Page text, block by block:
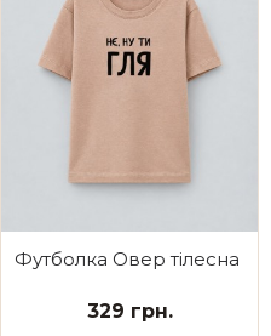
Футболка Овер тілесна Нє
329 грн.